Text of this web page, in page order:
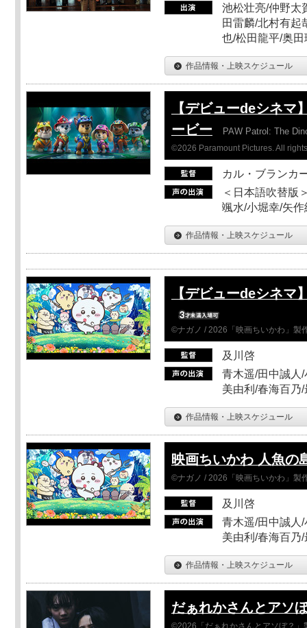
池松壮亮/仲野太
田雷麟/北村有起
也/松田龍平/奥
作品情報・上映スケジュール
【デビューdeシネマ
ービー
PAW Patrol: The
©2026 Paramount Pictures. All
カル・ブランカ
＜日本語吹替版
颯水/小堀幸/矢作
作品情報・上映スケジュール
【デビューdeシネマ
©ナガノ / 2026「映画ちいかわ」製
及川啓
青木遥/田中誠人
美由利/春海百乃
作品情報・上映スケジュール
映画ちいかわ 人魚の
©ナガノ / 2026「映画ちいかわ」製
及川啓
青木遥/田中誠人
美由利/春海百乃
作品情報・上映スケジュール
だぁれかさんとアソ
©2026「だぁれかさんとアソぼ？」